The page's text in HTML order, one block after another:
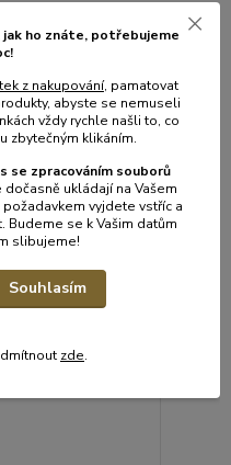
Váleček Polyakryl
ho znáte, potřebujeme
z nakupování, pamatovat
abyste se nemuseli
vždy rychle našli to, co
zbytečným klikáním.
se zpracováním souborů
ukládají na Vašem
vyjdete vstříc a
se k Vašim datům
slibujeme!
Souhlasím
zde.